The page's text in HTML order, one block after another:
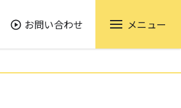
お問い合わせ メニュー